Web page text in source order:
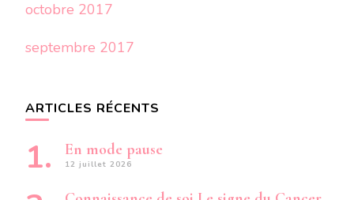
octobre 2017
septembre 2017
ARTICLES RÉCENTS
En mode pause
12 juillet 2026